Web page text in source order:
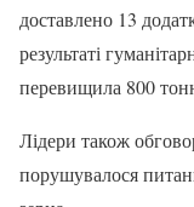
доставлено 13
результаті
перевищила 800
Лідери також
порушувалося